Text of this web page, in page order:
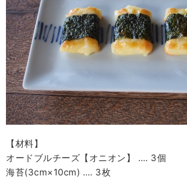
【材料】
オードブルチーズ【オニオン】 ‥‥ 3個
海苔(3cm×10cm) ‥‥ 3枚